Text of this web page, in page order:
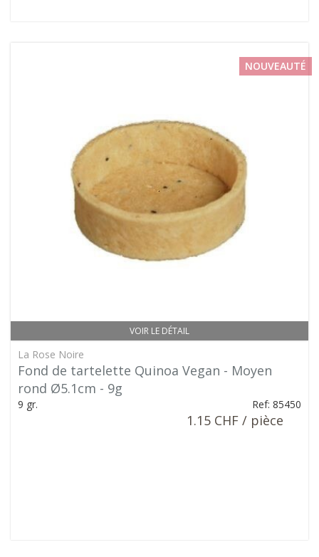
VOIR LE DÉTAIL
NOUVEAUTÉ
La Rose Noire
Fond de tartelette Quinoa Vegan - Moyen
rond Ø5.1cm - 9g
9 gr. Ref: 85450
1.15 CHF / pièce